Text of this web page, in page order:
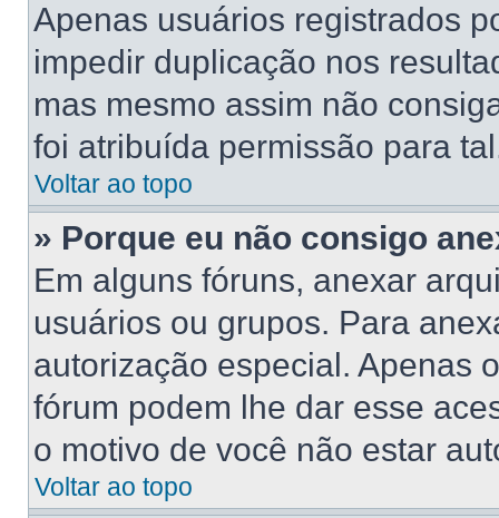
Apenas usuários registrados
impedir duplicação nos
mas mesmo assim não
foi atribuída permissão para
Voltar ao topo
» Porque eu não consigo
Em alguns fóruns, anexar
usuários ou grupos. Para
autorização especial. Apenas
fórum podem lhe dar esse
o motivo de você não estar
Voltar ao topo